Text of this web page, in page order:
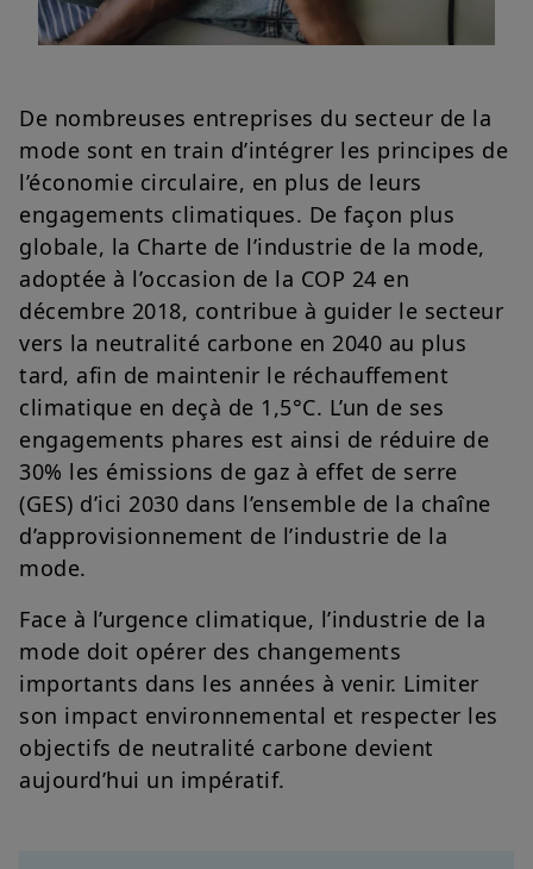
De nombreuses entreprises du secteur de la
mode sont en train d’intégrer les principes de
l’économie circulaire, en plus de leurs
engagements climatiques. De façon plus
globale, la Charte de l’industrie de la mode,
adoptée à l’occasion de la COP 24 en
décembre 2018, contribue à guider le secteur
vers la neutralité carbone en 2040 au plus
tard, afin de maintenir le réchauffement
climatique en deçà de 1,5°C. L’un de ses
engagements phares est ainsi de réduire de
30% les émissions de gaz à effet de serre
(GES) d’ici 2030 dans l’ensemble de la chaîne
d’approvisionnement de l’industrie de la
mode.
Face à l’urgence climatique, l’industrie de la
mode doit opérer des changements
importants dans les années à venir. Limiter
son impact environnemental et respecter les
objectifs de neutralité carbone devient
aujourd’hui un impératif.